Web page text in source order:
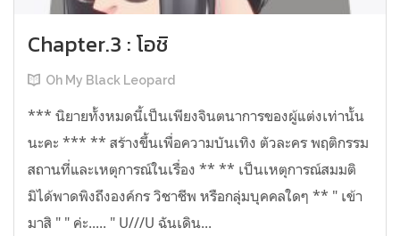
Chapter.3 : โอชิ
Oh My Black Leopard
*** นิยายทั้งหมดนี้เป็นเพียงจินตนาการของผู้แต่งเท่านั้น
นะคะ *** ** สร้างขึ้นเพื่อความบันเทิง ตัวละคร พฤติกรรม
สถานที่และเหตุการณ์ในเรื่อง ** ** เป็นเหตุการณ์สมมติ
มิได้พาดพิงถึงองค์กร วิชาชีพ หรือกลุ่มบุคคลใดๆ ** " เข้า
มาสิ " " ค่ะ..... " U///U ฉันเดิน...